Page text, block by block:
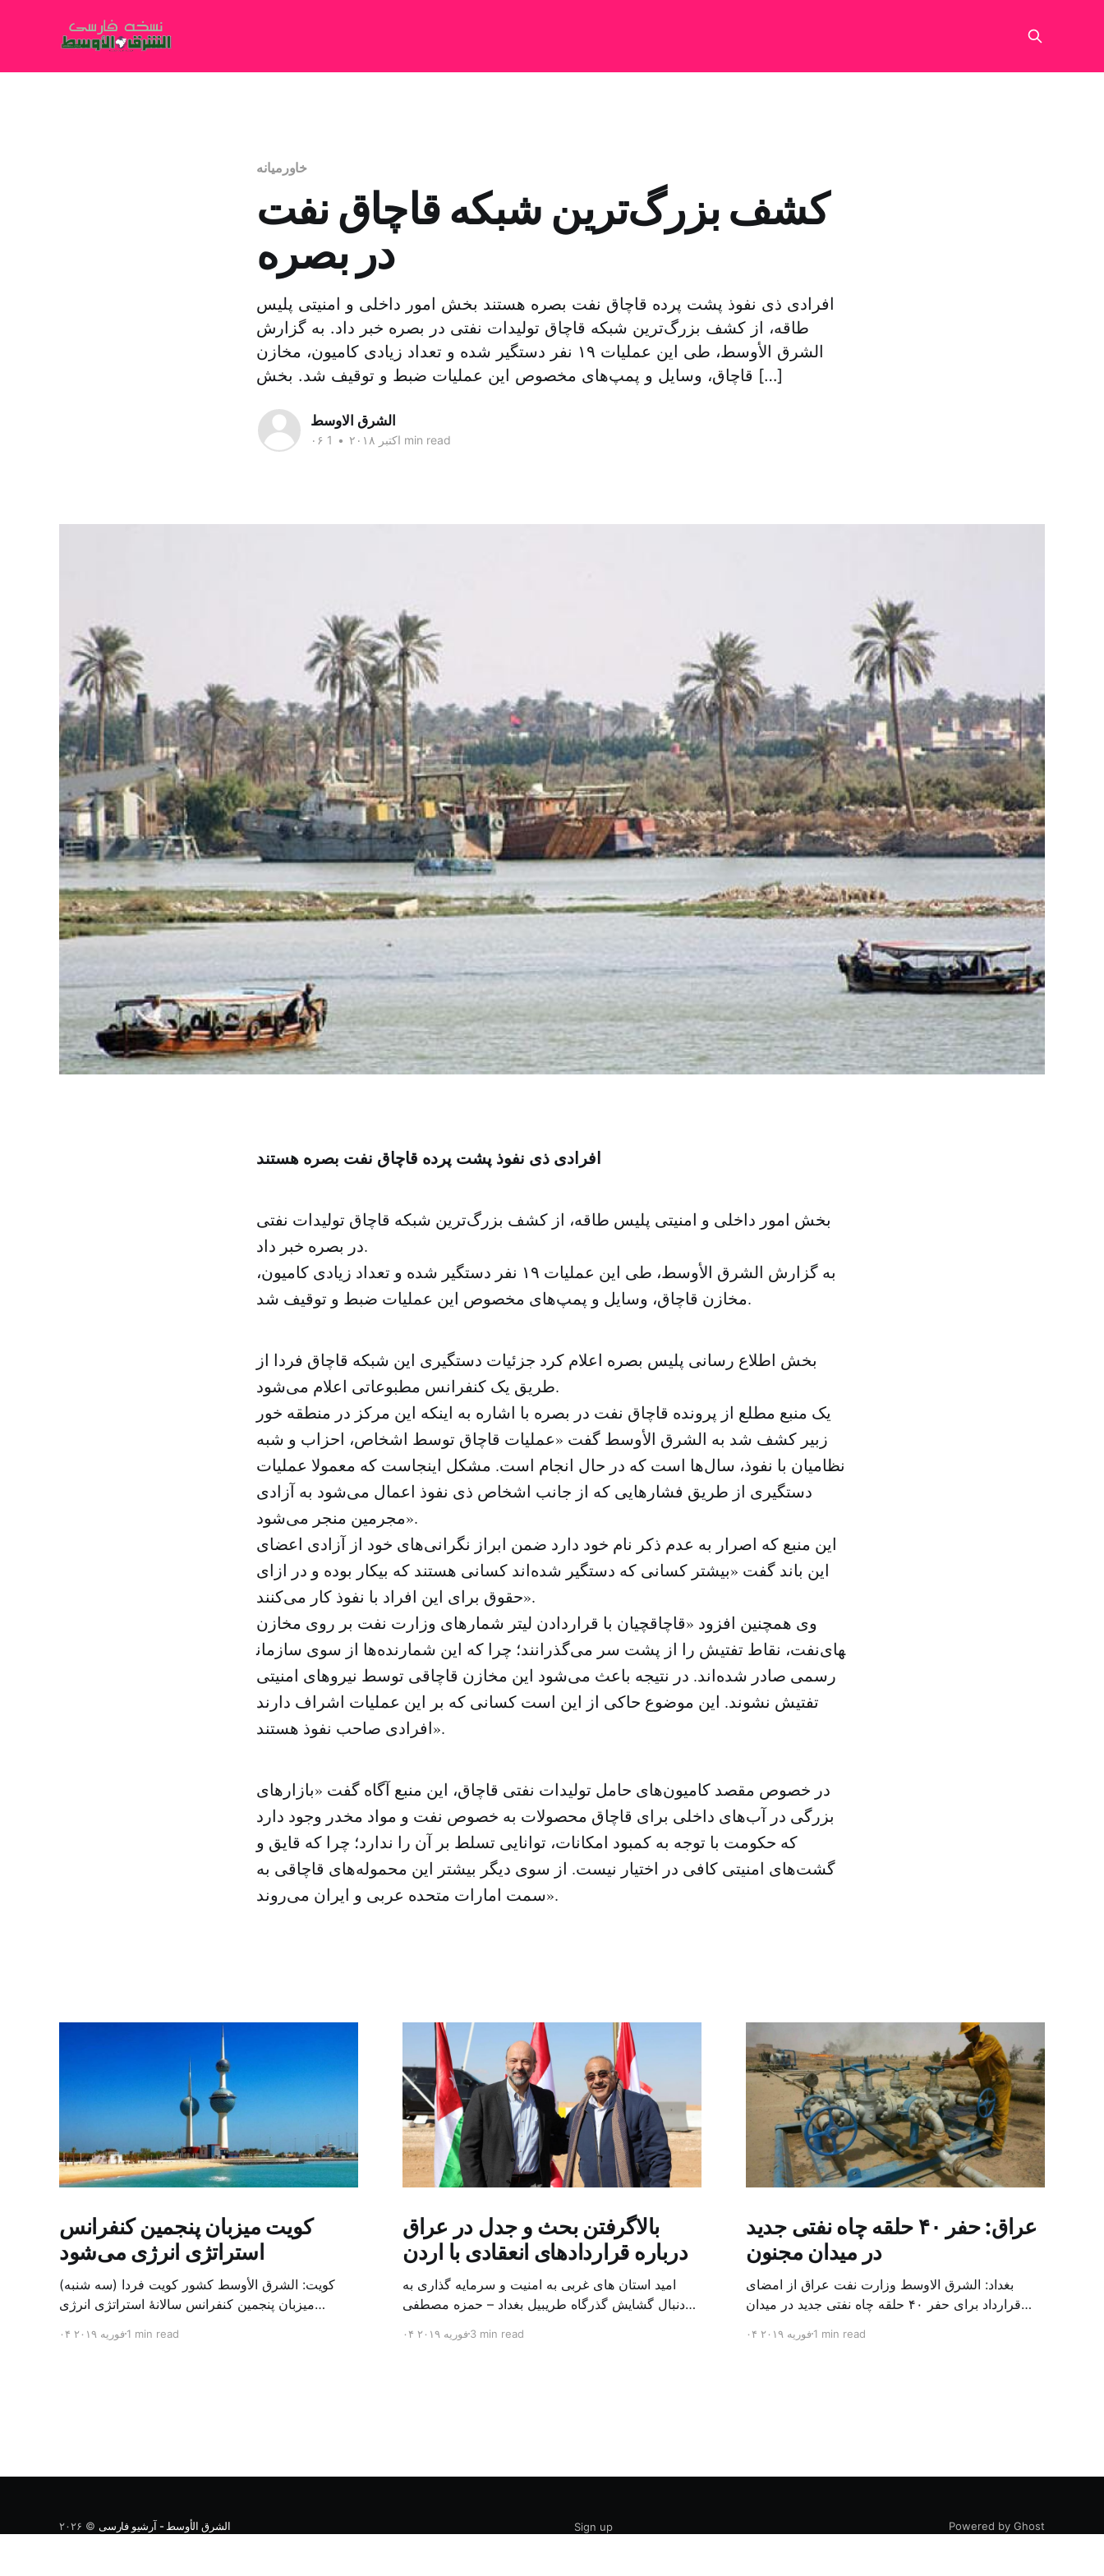
خاورمیانه
کشف بزرگ‌ترین شبکه قاچاق نفت
در بصره
افرادی ذی نفوذ پشت پرده قاچاق نفت بصره هستند بخش امور داخلی و امنیتی پلیس
طاقه، از کشف بزرگ‌ترین شبکه قاچاق تولیدات نفتی در بصره خبر داد. به گزارش
الشرق الأوسط، طی این عملیات ۱۹ نفر دستگیر شده و تعداد زیادی کامیون، مخازن
قاچاق، وسایل و پمپ‌های مخصوص این عملیات ضبط و توقیف شد. بخش […]
الشرق الاوسط
۰۶ اکتبر ۲۰۱۸ • 1 min read
افرادی ذی نفوذ پشت پرده قاچاق نفت بصره هستند
بخش امور داخلی و امنیتی پلیس طاقه، از کشف بزرگ‌ترین شبکه قاچاق تولیدات نفتی
در بصره خبر داد.
به گزارش الشرق الأوسط، طی این عملیات ۱۹ نفر دستگیر شده و تعداد زیادی کامیون،
مخازن قاچاق، وسایل و پمپ‌های مخصوص این عملیات ضبط و توقیف شد.
بخش اطلاع رسانی پلیس بصره اعلام کرد جزئیات دستگیری این شبکه قاچاق فردا از
طریق یک کنفرانس مطبوعاتی اعلام می‌شود.
یک منبع مطلع از پرونده قاچاق نفت در بصره با اشاره به اینکه این مرکز در منطقه خور
زبیر کشف شد به الشرق الأوسط گفت «عملیات قاچاق توسط اشخاص، احزاب و شبه
نظامیان با نفوذ، سال‌ها است که در حال انجام است. مشکل اینجاست که معمولا عملیات
دستگیری از طریق فشارهایی که از جانب اشخاص ذی نفوذ اعمال می‌شود به آزادی
مجرمین منجر می‌شود».
این منبع که اصرار به عدم ذکر نام خود دارد ضمن ابراز نگرانی‌های خود از آزادی اعضای
این باند گفت «بیشتر کسانی که دستگیر شده‌اند کسانی هستند که بیکار بوده و در ازای
حقوق برای این افراد با نفوذ کار می‌کنند».
وی همچنین افزود «قاچاقچیان با قراردادن لیتر شمارهای وزارت نفت بر روی مخازن
نفت، نقاط تفتیش را از پشت سر می‌گذرانند؛ چرا که این شمارنده‌ها از سوی سازمان‎های
رسمی صادر شده‌اند. در نتیجه باعث می‌شود این مخازن قاچاقی توسط نیروهای امنیتی
تفتیش نشوند. این موضوع حاکی از این است کسانی که بر این عملیات اشراف دارند
افرادی صاحب نفوذ هستند».
در خصوص مقصد کامیون‌های حامل تولیدات نفتی قاچاق، این منبع آگاه گفت «بازارهای
بزرگی در آب‌های داخلی برای قاچاق محصولات به خصوص نفت و مواد مخدر وجود دارد
که حکومت با توجه به کمبود امکانات، توانایی تسلط بر آن را ندارد؛ چرا که قایق و
گشت‌های امنیتی کافی در اختیار نیست. از سوی دیگر بیشتر این محموله‌های قاچاقی به
سمت امارات متحده عربی و ایران می‌روند».
کویت میزبان پنجمین کنفرانس
استراتژی انرژی می‌شود
کویت: الشرق الأوسط کشور کویت فردا (سه شنبه)
میزبان پنجمین کنفرانس سالانهٔ استراتژی انرژی
الشرق الاوسط، حدود ۳۰۰ متخصص از شرکت‌های
۰۴ فوریه ۲۰۱۹1 min read
بالاگرفتن بحث و جدل در عراق
درباره قراردادهای انعقادی با اردن
امید استان های غربی به امنیت و سرمایه گذاری به
دنبال گشایش گذرگاه طریبیل بغداد – حمزه مصطفی
طریبیل توسط عادل عبد المهدی نخست وزیر عراق و
۰۴ فوریه ۲۰۱۹3 min read
عراق: حفر ۴۰ حلقه چاه نفتی جدید
در میدان مجنون
بغداد: الشرق الاوسط وزارت نفت عراق از امضای
قرارداد برای حفر ۴۰ حلقه چاه نفتی جدید در میدان
محمد خضیر مدعامل شرکت حفاری عراق روز یکشنبه
۰۴ فوریه ۲۰۱۹1 min read
الشرق الأوسط - آرشیو فارسی © ۲۰۲۶ Sign up Powered by Ghost